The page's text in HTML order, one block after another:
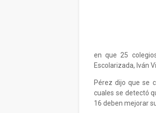
en que 25
Escolarizada, Iván
Pérez dijo que se
cuales se detectó
16 deben mejorar